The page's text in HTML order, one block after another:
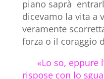
piano saprà
dicevamo la vita a
veramente
forza o il coraggio
«Lo so, eppure
rispose con lo